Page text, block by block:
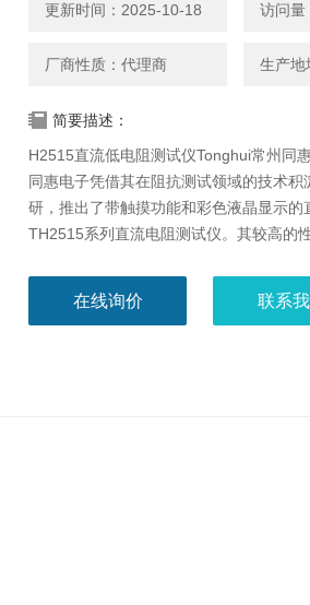
更新时间：2025-10-18 访问量
厂商性质：代理商 生产地
简要描述：
H2515直流低电阻测试仪Tonghui常州同
同惠电子凭借其在阻抗测试领域的技术积
研，推出了带触摸功能和彩色液晶显示的
TH2515系列直流电阻测试仪。其较高的
在线询价 联系